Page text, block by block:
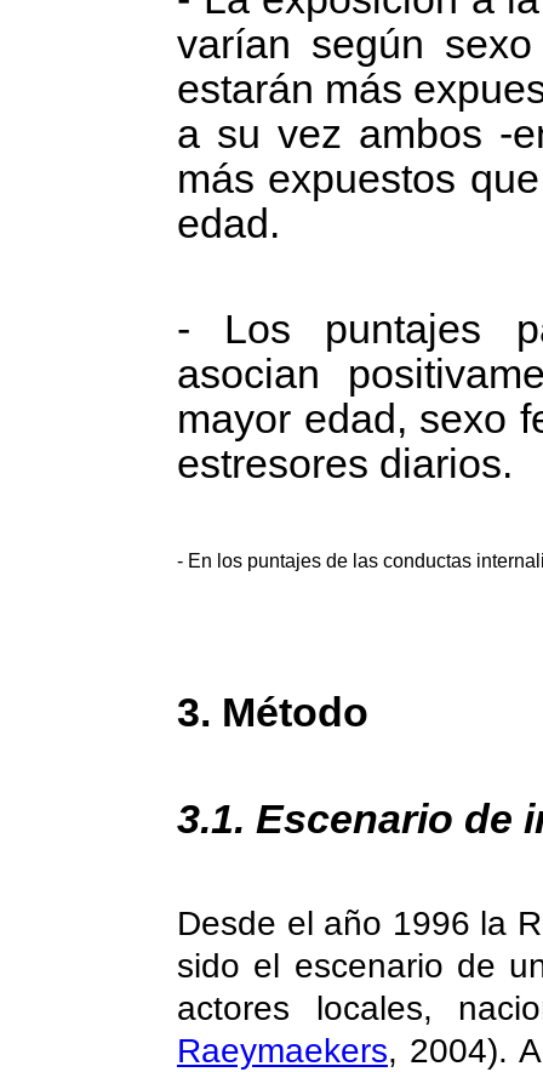
varían según
estarán más
a su vez ambos -
más expuestos
edad.
- Los puntajes
asocian
mayor edad, sexo
estresores diarios.
- En los puntajes de las conductas
3. Método
3.1. Escenario de
Desde el año 1996 la
sido el escenario de
actores locales,
Raeymaekers, 2004).